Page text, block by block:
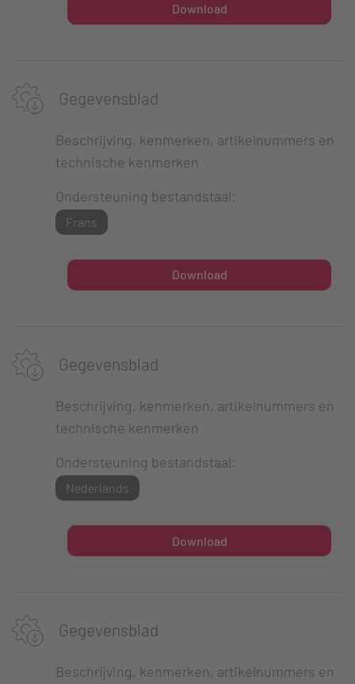
Download
Gegevensblad
Beschrijving, kenmerken, artikelnummers en
technische kenmerken
Ondersteuning bestandstaal:
Frans
Download
Gegevensblad
Beschrijving, kenmerken, artikelnummers en
technische kenmerken
Ondersteuning bestandstaal:
Nederlands
Download
Gegevensblad
Beschrijving, kenmerken, artikelnummers en